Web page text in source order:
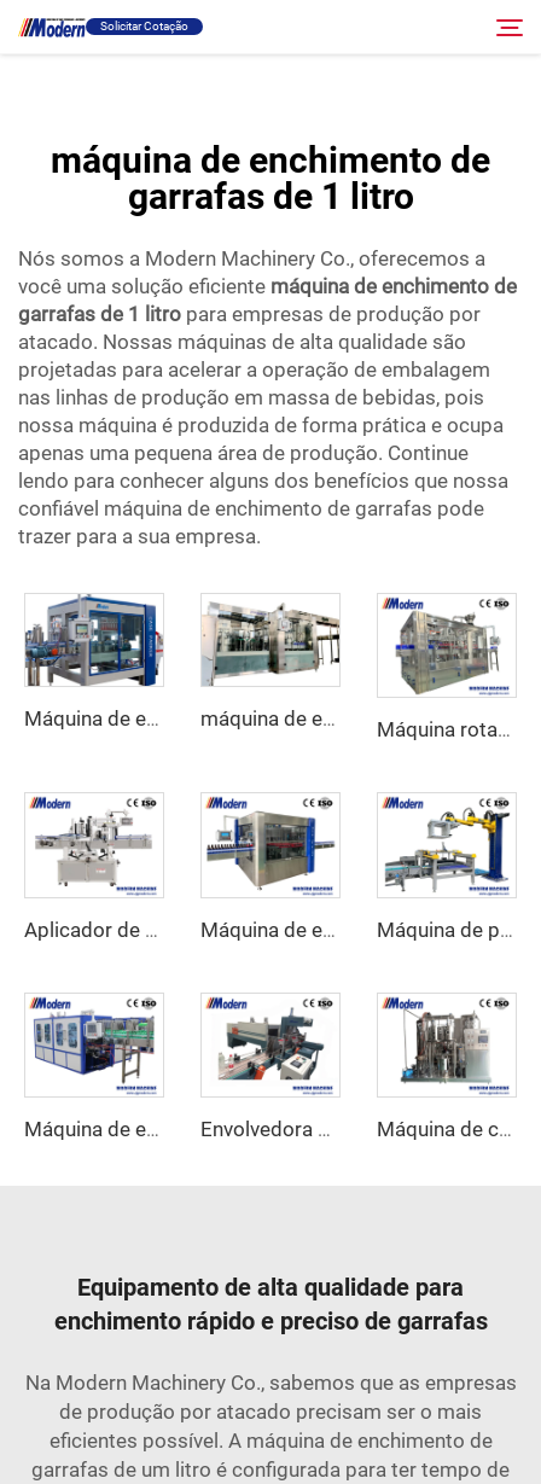
máquina de enchimento de garrafas de 1 litro
eficiente...">
Solicitar Cotação
Envase E Embalagem
Sobre
Vídeo
Contato
Site RU
Pesquisar
máquina de enchimento de
garrafas de 1 litro
Nós somos a Modern Machinery Co., oferecemos a
você uma solução eficiente máquina de enchimento de
garrafas de 1 litro para empresas de produção por
atacado. Nossas máquinas de alta qualidade são
projetadas para acelerar a operação de embalagem
nas linhas de produção em massa de bebidas, pois
nossa máquina é produzida de forma prática e ocupa
apenas uma pequena área de produção. Continue
lendo para conhecer alguns dos benefícios que nossa
confiável máquina de enchimento de garrafas pode
trazer para a sua empresa.
Máquina de embalagem automática em cartão máquina de enchimento de água 3 em 1
Máquina rotativa de enchimento de azeite
Aplicador de etiquetas adesivas lineares Máquina de etiquetagem autoadesiva rotativa de alta velocidade Máquina de paletização automática
Máquina de embalagem envolvente de caixa de papelão Envolvedora automática de filme retrátil Máquina de carbonatação de bebidas
Equipamento de alta qualidade para
enchimento rápido e preciso de garrafas
Na Modern Machinery Co., sabemos que as empresas
de produção por atacado precisam ser o mais
eficientes possível. A máquina de enchimento de
garrafas de um litro é configurada para ter tempo de